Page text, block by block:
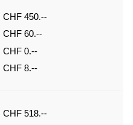
CHF 450.--
CHF 60.--
CHF 0.--
CHF 8.--
CHF 518.--